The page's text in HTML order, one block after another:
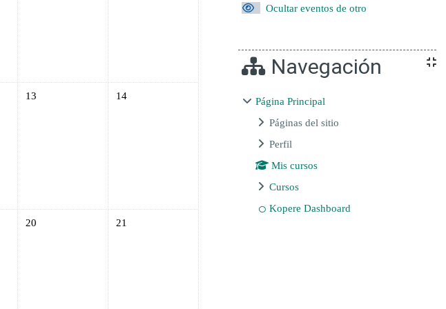
Ocultar eventos de otro
Navegación
Página Principal
Páginas del sitio
Perfil
Mis cursos
Cursos
Kopere Dashboard
12 junio
Sin eventos, viernes, 13 junio
13 Sin eventos, sábado, 14 junio
14
19 junio
Sin eventos, viernes, 20 junio
20 Sin eventos, sábado, 21 junio
21